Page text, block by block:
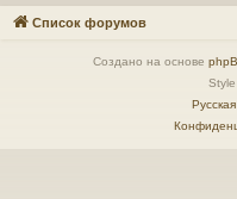
Список форумов
Создано на основе
Style